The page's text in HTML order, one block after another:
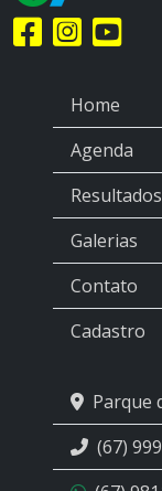
Home
Agenda
Resultados
Galerias
Contato
Cadastro
Parque
(67)